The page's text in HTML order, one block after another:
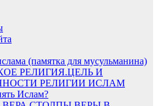
(памятка для мусульманина)
РЕЛИГИЯ.ЦЕЛЬ И
РЕЛИГИИ ИСЛАМ
Ислам?